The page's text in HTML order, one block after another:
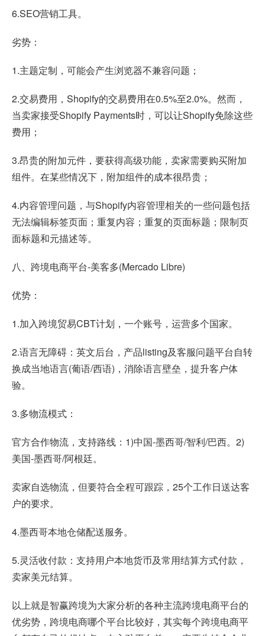
6.SEO营销工具。
劣势：
1.主题定制，可能会产生浏览器不兼容问题；
2.交易费用，Shopify的交易费用在0.5%至2.0%。然而，
当卖家接受Shopify Payments时，可以让Shopify免除这些
费用；
3.昂贵的附加元件，要获得高级功能，卖家需要购买附加
组件。在某些情况下，附加组件的成本很昂贵；
4.内容管理问题，与Shopify内容管理相关的一些问题包括
无法编辑标签页面；重复内容；重复的页面标题；限制页
面标题和元描述等。
八、跨境电商平台-美客多(Mercado Libre)
优势：
1.加入跨境贸易CBT计划，一个账号，运营多个国家。
2.语言无障碍：英文后台，产品listing及客服问题平台自转
换成当地语言(葡语/西语)，消除语言壁垒，提升客户体
验。
3.多物流模式：
官方合作物流，支持路线：1)中国-墨西哥/智利/巴西。2)
美国-墨西哥/阿根廷。
卖家自选物流，但要符合全程可跟踪，25个工作日送达客
户的要求。
4.墨西哥本地仓储配送服务。
5.灵活收付款：支持用户本地货币及常用结算方式付款，
卖家美元结算。
以上就是智赢跨境为大家分析的各种主流跨境电商平台的
优劣势，跨境电商哪个平台比较好，其实每个跨境电商平